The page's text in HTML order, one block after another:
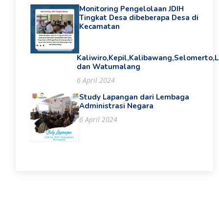
Monitoring Pengelolaan JDIH
Tingkat Desa dibeberapa Desa di
Kecamatan
dan Watumalang
6 April 2024
Study Lapangan dari Lembaga
Administrasi Negara
6 April 2024